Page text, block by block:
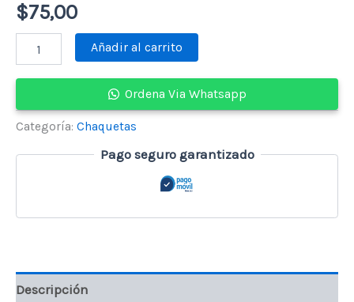
$75,00
Añadir al carrito
Ordena Via Whatsapp
Categoría: Chaquetas
Pago seguro garantizado
Descripción